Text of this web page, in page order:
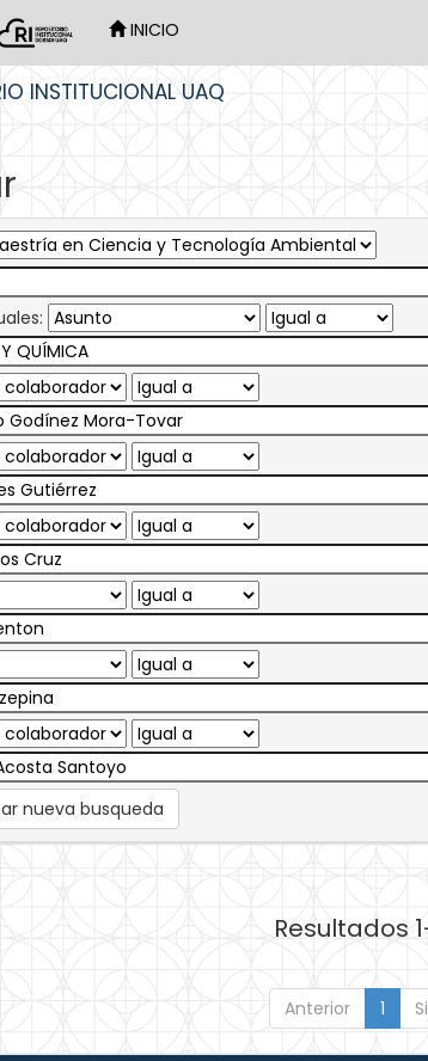
INICIO
INSTITUCIONAL UAQ
nueva busqueda
Resultados
Anterior 1